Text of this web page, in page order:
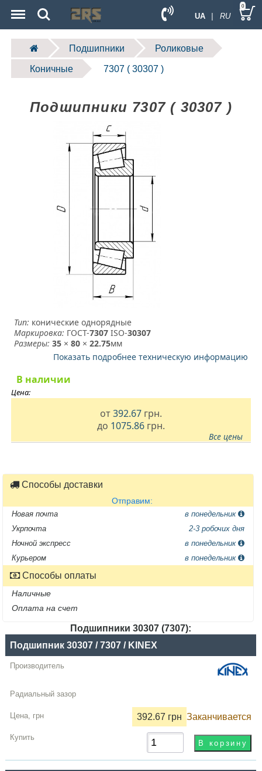
UA | RU
Search 0
Подшипники Роликовые
Коничные 7307 ( 30307 )
Подшипники 7307 ( 30307 )
Тип: конические однорядные
Маркировка: ГОСТ-7307 ­ ISO-30307
Размеры: 35 ×80 ×22.75мм
Показать подробнее техническую информацию
В наличии
Цена:
от392.67 грн.
до 1075.86 грн.
Все цены
Способы доставки
Отправим:
Новая почта
в понедельник
Укрпочта
2-3 робочих дня
Ночной экспресс
в понедельник
Курьером
в понедельник
Способы оплаты
Наличные
Оплата на счет
Подшипники 30307 (7307):
Название
Производитель
Радиальный
зазор
Цена,
грн
Подшипник 30307 / 7307 / KINEX
392.67 грн Заканчивается